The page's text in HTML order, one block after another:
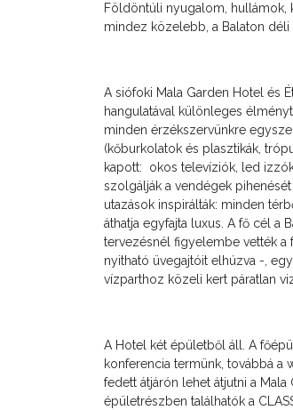
Földöntúli nyugalom, hullámok,
mindez közelebb, a Balaton déli
A siófoki Mala Garden Hotel és
hangulatával különleges
minden érzékszervünkre
(kőburkolatok és plasztikák,
kapott: okos televíziók, led
szolgálják a vendégek
utazások inspirálták: minden
áthatja egyfajta luxus. A fő cél a
tervezésnél figyelembe vették a
nyitható üvegajtóit elhúzva -,
vízparthoz közeli kert páratlan
A Hotel két épületből áll. A
konferencia termünk, továbbá a
fedett átjárón lehet átjutni a
épületrészben találhatók a